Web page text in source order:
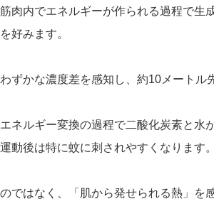
肉内でエネルギーが作られる過程で生
好みます。
ずかな濃度差を感知し、約10メートル
ネルギー変換の過程で二酸化炭素と水
動後は特に蚊に刺されやすくなります。
ではなく、「肌から発せられる熱」を